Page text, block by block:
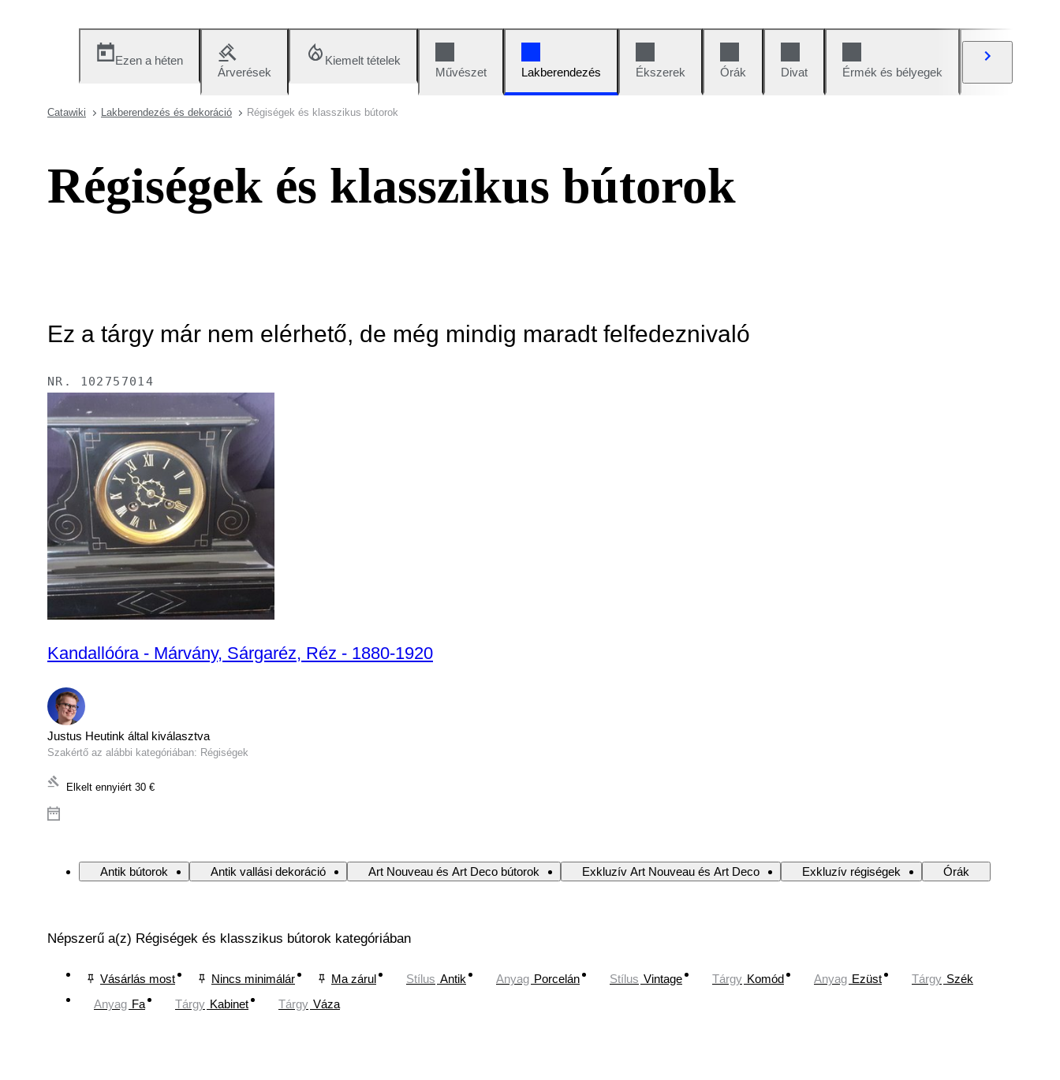
Ezen a héten
Árverések
Kiemelt tételek
Művészet
Lakberendezés Ékszerek Órák Divat Érmék és bélyegek
Catawiki Lakberendezés és dekoráció Régiségek és klasszikus bútorok
Régiségek és klasszikus bútorok
Ez a tárgy már nem elérhető, de még mindig maradt felfedeznivaló
NR. 102757014
Kandallóóra - Márvány, Sárgaréz, Réz - 1880-1920
Justus Heutink által kiválasztva
Szakértő az alábbi kategóriában: Régiségek
Elkelt ennyiért 30 €
Antik bútorok Antik vallási dekoráció Art Nouveau és Art Deco bútorok Exkluzív Art Nouveau és Art Deco Exkluzív régiségek Órák
Népszerű a(z) Régiségek és klasszikus bútorok kategóriában
Vásárlás most Nincs minimálár Ma zárul Stílus Antik Anyag Porcelán Stílus Vintage Tárgy Komód Anyag Ezüst Tárgy Szék
Anyag Fa Tárgy Kabinet Tárgy Váza